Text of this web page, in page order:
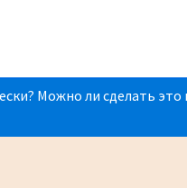
Можно ли сделать это